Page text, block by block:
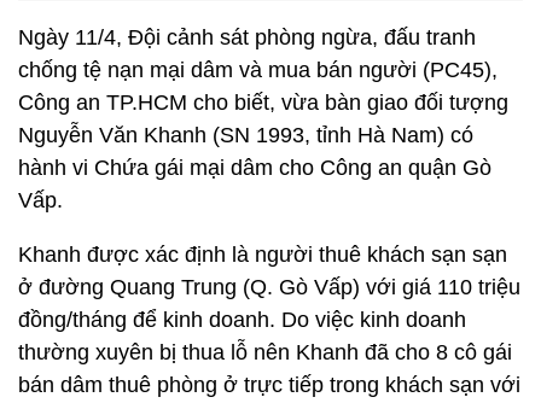
Ngày 11/4, Đội cảnh sát phòng ngừa, đấu tranh
chống tệ nạn mại dâm và mua bán người (PC45),
Công an TP.HCM cho biết, vừa bàn giao đối tượng
Nguyễn Văn Khanh (SN 1993, tỉnh Hà Nam) có
hành vi Chứa gái mại dâm cho Công an quận Gò
Vấp.
Khanh được xác định là người thuê khách sạn sạn
ở đường Quang Trung (Q. Gò Vấp) với giá 110 triệu
đồng/tháng để kinh doanh. Do việc kinh doanh
thường xuyên bị thua lỗ nên Khanh đã cho 8 cô gái
bán dâm thuê phòng ở trực tiếp trong khách sạn với